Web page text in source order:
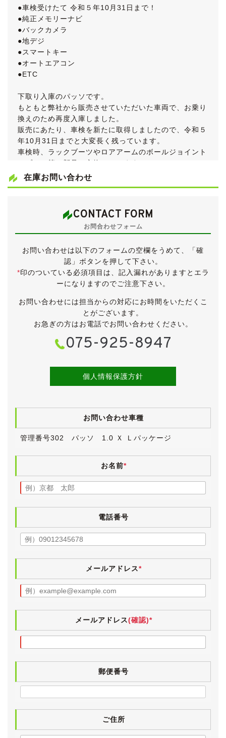
●車検受けたて 令和５年10月31日まで！
●純正メモリーナビ
●バックカメラ
●地デジ
●スマートキー
●オートエアコン
●ETC
下取り入庫のパッソです。
もともと弊社から販売させていただいた車両で、お乗り
換えのため再度入庫しました。
販売にあたり、車検を新たに取得しましたので、令和５
年10月31日までと大変長く残っています。
車検時、ラックブーツやロアアームのボールジョイント
のブーツ等、新品に交換しています。
グレードはベーシックグレードのＸに、オートエアコン
います。
小傷・薄傷・小凹・小錆・補修跡などございますが、大
きく目立つものはございません。
年式や走行距離、販売価格などを考えても、十分にきれ
タイヤは2018年製のブリヂストン・ネクストリーで、
目分量で５分山程度です。
もともと修復歴無しで仕入れたものを販売、前オーナー
影響があるような修復ではありません。
(もちろん弊社でお預かりして修理したものです。)
《内装》
明るいベージュのインテリアは、小傷や薄汚れなど多少
の使用感こそありますが、きれいな状態が保たれていま
す。
務用除菌スチームを施工しています。
電格ミラー・パワーウィンドウ・エアコン・ナビタッチ
パネル・CD再生・地デジ・スマートキー・バックカメ
ラ・給油口オープナーは動作確認済みです。
ころはございませんでした。
エアコンも問題なく効いています。
在庫お問い合わせ
CONTACT FORM
お問合わせフォーム
お問い合わせは以下のフォームの空欄をうめて、「確
認」ボタンを押して下さい。
*印のついている必須項目は、記入漏れがありますとエラ
ーになりますのでご注意下さい。
お問い合わせには担当からの対応にお時間をいただくこ
とがございます。
お急ぎの方はお電話でお問い合わせください。
075-925-8947
個人情報保護方針
お問い合わせ車種
管理番号302 パッソ 1.0 Ｘ Ｌパッケージ
お名前*
電話番号
メールアドレス*
メールアドレス(確認)*
郵便番号
ご住所